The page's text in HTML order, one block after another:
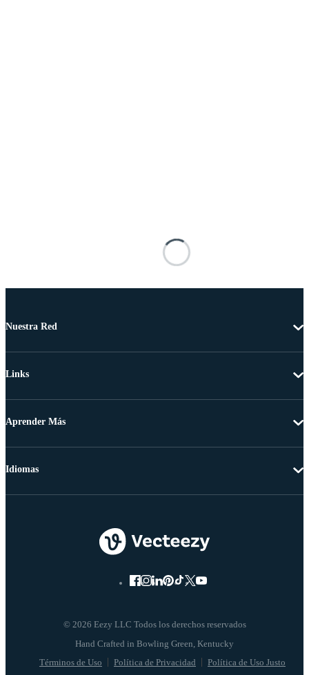
Nuestra Red
Links
Aprender Más
© 2026 Eezy LLC Todos los derechos reservados
Términos de Uso Política de Privacidad Política de Uso Justo
Idiomas